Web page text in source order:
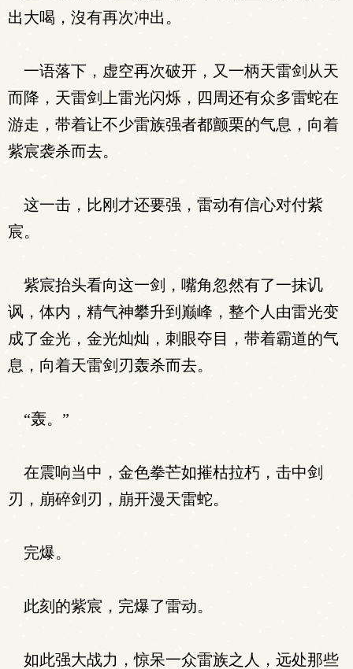
出大喝，沒有再次冲出。
一语落下，虚空再次破开，又一柄天雷剑从天
而降，天雷剑上雷光闪烁，四周还有众多雷蛇在
游走，带着让不少雷族强者都颤栗的气息，向着
紫宸袭杀而去。
这一击，比刚才还要强，雷动有信心对付紫
宸。
紫宸抬头看向这一剑，嘴角忽然有了一抹讥
讽，体内，精气神攀升到巅峰，整个人由雷光变
成了金光，金光灿灿，刺眼夺目，带着霸道的气
息，向着天雷剑刃轰杀而去。
“轰。”
在震响当中，金色拳芒如摧枯拉朽，击中剑
刃，崩碎剑刃，崩开漫天雷蛇。
完爆。
此刻的紫宸，完爆了雷动。
如此强大战力，惊呆一众雷族之人，远处那些